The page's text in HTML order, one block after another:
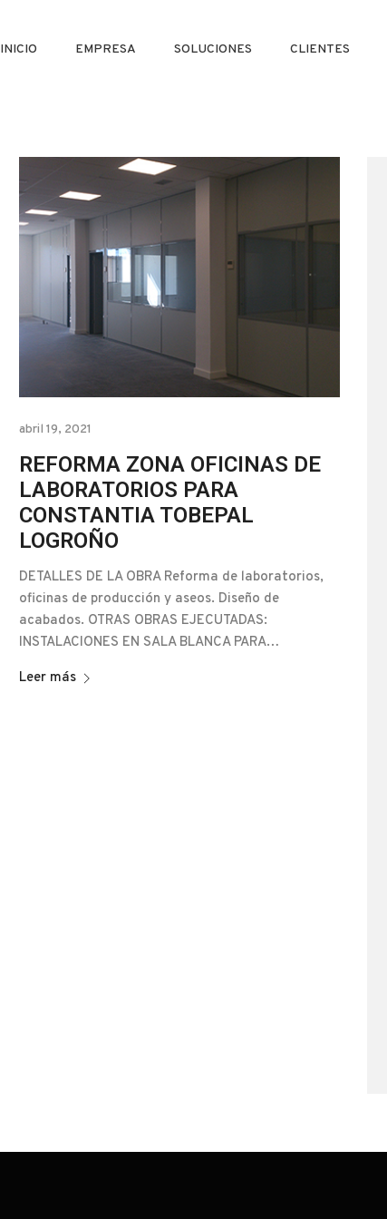
INICIO EMPRESA SOLUCIONES CLIENTES
abril 19, 2021
REFORMA ZONA OFICINAS DE
LABORATORIOS PARA
CONSTANTIA TOBEPAL
LOGROÑO
DETALLES DE LA OBRA Reforma de laboratorios,
oficinas de producción y aseos. Diseño de
acabados. OTRAS OBRAS EJECUTADAS:
INSTALACIONES EN SALA BLANCA PARA…
Leer más